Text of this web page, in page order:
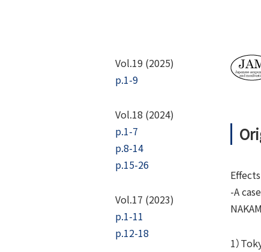
-A
1）
Vol.19 (2025)
p.1-9
Vol.18 (2024)
p.1-7
p.8-14
p.15-26
Vol.17 (2023)
p.1-11
p.12-18